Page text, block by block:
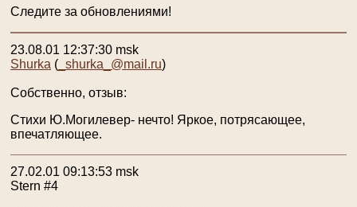
Следите за обновлениями!
23.08.01 12:37:30 msk
Shurka ( _shurka_@mail.ru)
Собственно, отзыв:
Стихи Ю.Могилевер- нечто! Яркое, потрясающее,
впечатляющее.
27.02.01 09:13:53 msk
Stern #4